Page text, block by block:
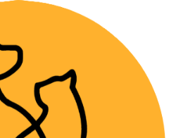
por compras sobre
Coquimbo hasta Los